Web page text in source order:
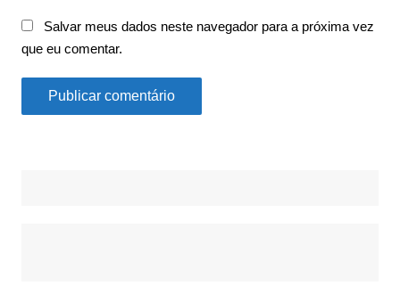
Salvar meus dados neste navegador para a próxima vez
que eu comentar.